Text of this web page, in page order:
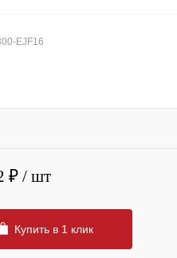
EJF16
₽ / шт
Купить в 1 клик